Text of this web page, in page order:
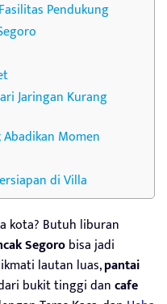
Pendukung
Jaringan Kurang
Momen
di Villa
kota? Butuh liburan
Segorobisa jadi
lautan luas,pantai
bukit tinggi dancafe